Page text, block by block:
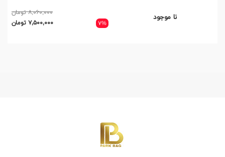
نا موجود
۷%
۸,۰۶۰,۰۰۰ تومان
۷,۵۰۰,۰۰۰ تومان